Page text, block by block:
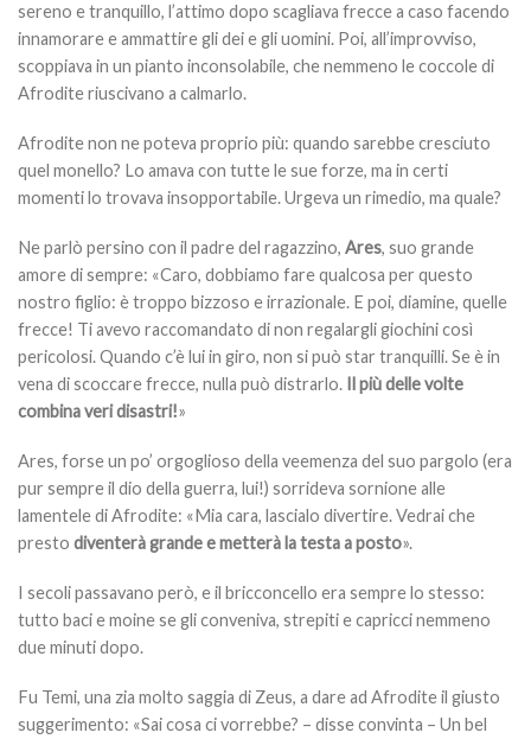
sereno e tranquillo, l’attimo dopo scagliava frecce a caso facendo
innamorare e ammattire gli dei e gli uomini. Poi, all’improvviso,
scoppiava in un pianto inconsolabile, che nemmeno le coccole di
Afrodite riuscivano a calmarlo.
Afrodite non ne poteva proprio più: quando sarebbe cresciuto
quel monello? Lo amava con tutte le sue forze, ma in certi
momenti lo trovava insopportabile. Urgeva un rimedio, ma quale?
Ne parlò persino con il padre del ragazzino, Ares, suo grande
amore di sempre: «Caro, dobbiamo fare qualcosa per questo
nostro figlio: è troppo bizzoso e irrazionale. E poi, diamine, quelle
frecce! Ti avevo raccomandato di non regalargli giochini così
pericolosi. Quando c’è lui in giro, non si può star tranquilli. Se è in
vena di scoccare frecce, nulla può distrarlo. Il più delle volte
combina veri disastri!»
Ares, forse un po’ orgoglioso della veemenza del suo pargolo (era
pur sempre il dio della guerra, lui!) sorrideva sornione alle
lamentele di Afrodite: «Mia cara, lascialo divertire. Vedrai che
presto diventerà grande e metterà la testa a posto».
I secoli passavano però, e il bricconcello era sempre lo stesso:
tutto baci e moine se gli conveniva, strepiti e capricci nemmeno
due minuti dopo.
Fu Temi, una zia molto saggia di Zeus, a dare ad Afrodite il giusto
suggerimento: «Sai cosa ci vorrebbe? – disse convinta – Un bel